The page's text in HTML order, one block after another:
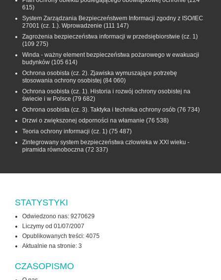
615)
System Zarządzania Bezpieczeństwem Informacji zgodny z ISO/IEC
27001 (cz. 1.). Wprowadzenie (111 147)
Zagrożenia bezpieczeństwa informacji w przedsiębiorstwie (cz. 1)
(109 275)
Winda - ważny element bezpieczeństwa pożarowego w ewakuacji
budynków (105 614)
Ochrona osobista (cz. 2). Zjawiska wymuszające potrzebę
stosowania ochrony osobistej (84 060)
Ochrona osobista (cz. 1). Historia i rozwój ochrony osobistej na
świecie i w Polsce (79 682)
Ochrona osobista (cz. 3). Taktyka i technika ochrony osób (76 734)
Drzwi o zwiększonej odporności na włamanie (76 538)
Teoria ochrony informacji (cz. 1) (75 487)
Zintegrowany system bezpieczeństwa człowieka w XXI wieku -
piramida równoboczna (72 337)
STATYSTYKI
Odwiedzono nas: 9270629
Liczymy od 01/07/2007
Opublikowanych treści: 4075
Aktualnie na stronie: 3
CZASOPISMO